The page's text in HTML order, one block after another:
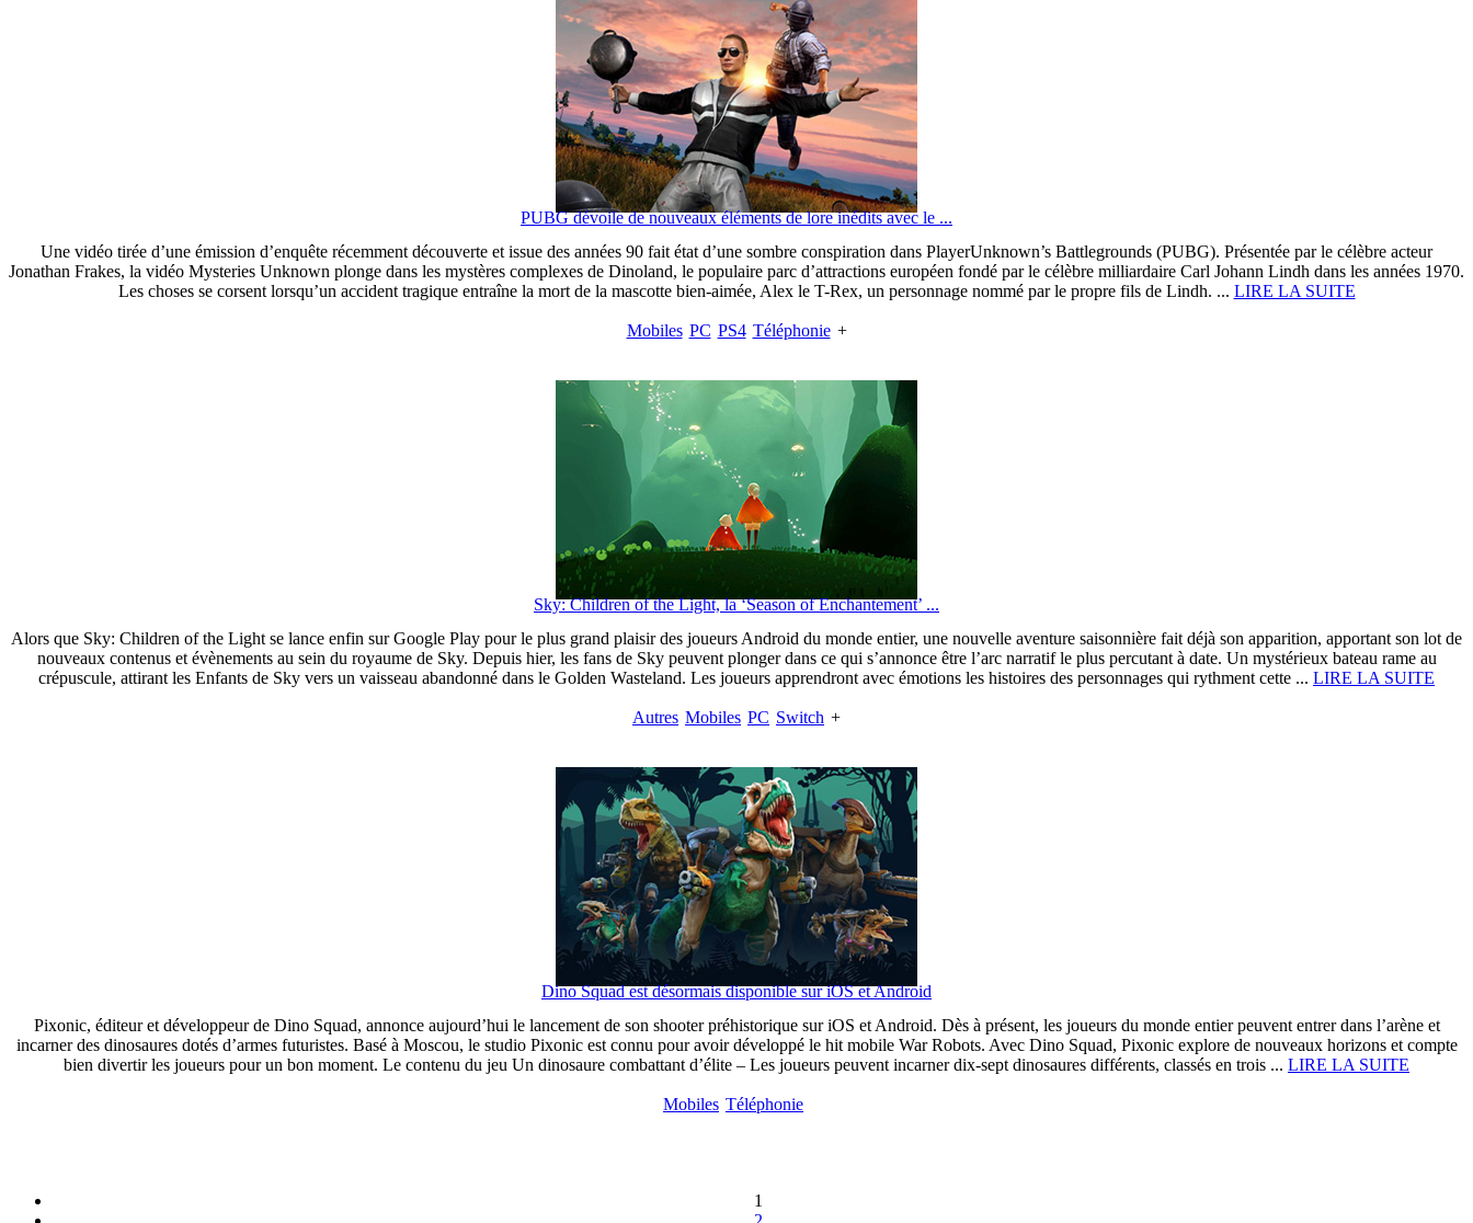
PUBG dévoile de nouveaux éléments de lore inédits avec le ...
Une vidéo tirée d’une émission d’enquête récemment découverte et issue des années 90 fait état d’une sombre conspiration dans PlayerUnknown’s Battlegrounds (PUBG). Présentée par le célèbre acteur
Jonathan Frakes, la vidéo Mysteries Unknown plonge dans les mystères complexes de Dinoland, le populaire parc d’attractions européen fondé par le célèbre milliardaire Carl Johann Lindh dans les années 1970.
Les choses se corsent lorsqu’un accident tragique entraîne la mort de la mascotte bien-aimée, Alex le T-Rex, un personnage nommé par le propre fils de Lindh. ... LIRE LA SUITE
Mobiles PC PS4 Téléphonie +
Sky: Children of the Light, la ‘Season of Enchantement’ ...
Alors que Sky: Children of the Light se lance enfin sur Google Play pour le plus grand plaisir des joueurs Android du monde entier, une nouvelle aventure saisonnière fait déjà son apparition, apportant son lot de
nouveaux contenus et évènements au sein du royaume de Sky. Depuis hier, les fans de Sky peuvent plonger dans ce qui s’annonce être l’arc narratif le plus percutant à date. Un mystérieux bateau rame au
crépuscule, attirant les Enfants de Sky vers un vaisseau abandonné dans le Golden Wasteland. Les joueurs apprendront avec émotions les histoires des personnages qui rythment cette ... LIRE LA SUITE
Autres Mobiles PC Switch +
Dino Squad est désormais disponible sur iOS et Android
Pixonic, éditeur et développeur de Dino Squad, annonce aujourd’hui le lancement de son shooter préhistorique sur iOS et Android. Dès à présent, les joueurs du monde entier peuvent entrer dans l’arène et
incarner des dinosaures dotés d’armes futuristes. Basé à Moscou, le studio Pixonic est connu pour avoir développé le hit mobile War Robots. Avec Dino Squad, Pixonic explore de nouveaux horizons et compte
bien divertir les joueurs pour un bon moment. Le contenu du jeu Un dinosaure combattant d’élite – Les joueurs peuvent incarner dix-sept dinosaures différents, classés en trois ... LIRE LA SUITE
Mobiles Téléphonie
1